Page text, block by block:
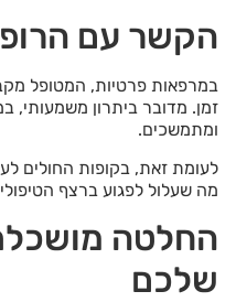
הקשר עם
במרפאות פרטיות, המטופל
זמן. מדובר ביתרון משמעותי,
ומתמשכים.
לעומת זאת, בקופות החולים
מה שעלול לפגוע ברצף
החלטה
שלכם